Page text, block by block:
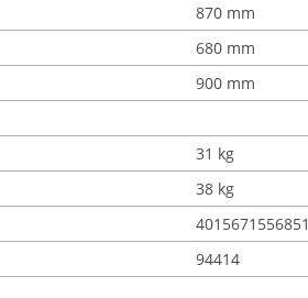
870 mm
680 mm
900 mm
31 kg
38 kg
4015671556851
94414